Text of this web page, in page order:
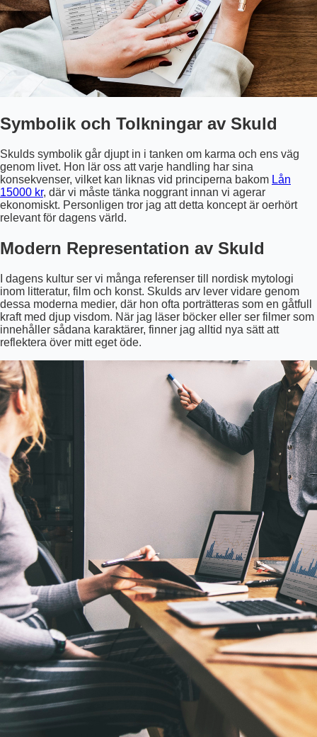
Symbolik och Tolkningar av Skuld
Skulds symbolik går djupt in i tanken om karma och ens väg
genom livet. Hon lär oss att varje handling har sina
konsekvenser, vilket kan liknas vid principerna bakom Lån
15000 kr, där vi måste tänka noggrant innan vi agerar
ekonomiskt. Personligen tror jag att detta koncept är oerhört
relevant för dagens värld.
Modern Representation av Skuld
I dagens kultur ser vi många referenser till nordisk mytologi
inom litteratur, film och konst. Skulds arv lever vidare genom
dessa moderna medier, där hon ofta porträtteras som en gåtfull
kraft med djup visdom. När jag läser böcker eller ser filmer som
innehåller sådana karaktärer, finner jag alltid nya sätt att
reflektera över mitt eget öde.